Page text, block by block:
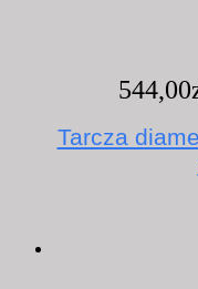
544,00
Tarcza